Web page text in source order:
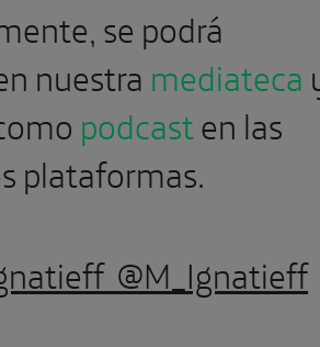
se podrá
nuestra mediateca
podcasten las
plataformas.
@M_Ignatieff